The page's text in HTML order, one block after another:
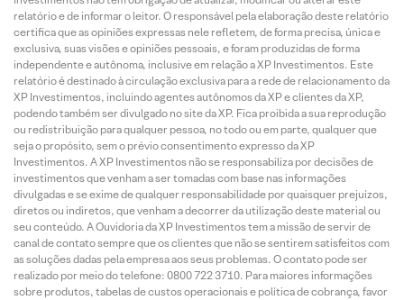
relatório e de informar o leitor. O responsável pela elaboração deste relatório
certifica que as opiniões expressas nele refletem, de forma precisa, única e
exclusiva, suas visões e opiniões pessoais, e foram produzidas de forma
independente e autônoma, inclusive em relação a XP Investimentos. Este
relatório é destinado à circulação exclusiva para a rede de relacionamento da
XP Investimentos, incluindo agentes autônomos da XP e clientes da XP,
podendo também ser divulgado no site da XP. Fica proibida a sua reprodução
ou redistribuição para qualquer pessoa, no todo ou em parte, qualquer que
seja o propósito, sem o prévio consentimento expresso da XP
Investimentos. A XP Investimentos não se responsabiliza por decisões de
investimentos que venham a ser tomadas com base nas informações
divulgadas e se exime de qualquer responsabilidade por quaisquer prejuízos,
diretos ou indiretos, que venham a decorrer da utilização deste material ou
seu conteúdo. A Ouvidoria da XP Investimentos tem a missão de servir de
canal de contato sempre que os clientes que não se sentirem satisfeitos com
as soluções dadas pela empresa aos seus problemas. O contato pode ser
realizado por meio do telefone: 0800 722 3710. Para maiores informações
sobre produtos, tabelas de custos operacionais e política de cobrança, favor